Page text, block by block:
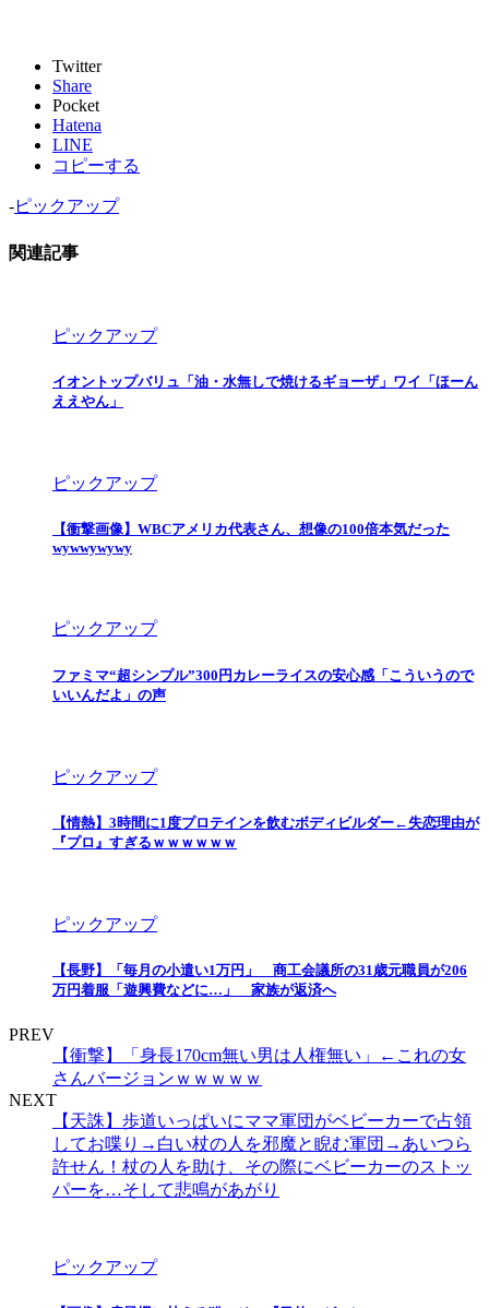
Twitter
Share
Pocket
Hatena
LINE
コピーする
-ピックアップ
関連記事
ピックアップ
イオントップバリュ「油・水無しで焼けるギョーザ」ワイ「ほーん
ええやん」
ピックアップ
【衝撃画像】WBCアメリカ代表さん、想像の100倍本気だった
wywwywywy
ピックアップ
ファミマ“超シンプル”300円カレーライスの安心感「こういうので
いいんだよ」の声
ピックアップ
【情熱】3時間に1度プロテインを飲むボディビルダー←失恋理由が
『プロ』すぎるｗｗｗｗｗｗ
ピックアップ
【長野】「毎月の小遣い1万円」 商工会議所の31歳元職員が206
万円着服「遊興費などに…」 家族が返済へ
PREV
【衝撃】「身長170cm無い男は人権無い」←これの女
さんバージョンｗｗｗｗｗ
NEXT
【天誅】歩道いっぱいにママ軍団がベビーカーで占領
してお喋り→白い杖の人を邪魔と睨む軍団→あいつら
許せん！杖の人を助け、その際にベビーカーのストッ
パーを…そして悲鳴があがり
ピックアップ